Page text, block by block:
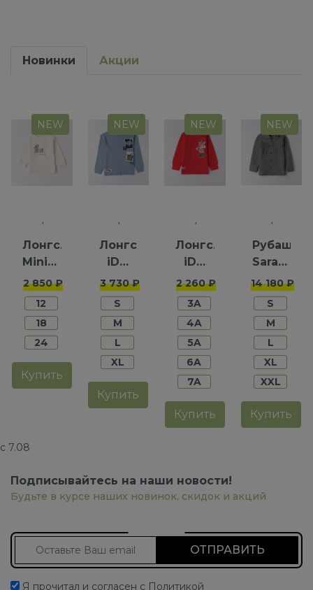
Новинки Акции
NEW
Лонгслив
Minibanda
для
мальчиков
2 850 ₽
12
18
24
Купить
NEW
Лонгслив
iDO
для
мальчиков
3 730 ₽
S
M
L
XL
Купить
NEW
Лонгслив
iDO
для
мальчиков
2 260 ₽
3A
4A
5A
6A
7A
Купить
NEW
Рубашка
для
14 180 ₽
S
M
L
XL
XXL
Купить
с 7.08
Подписывайтесь на наши новости!
Будьте в курсе наших новинок, скидок и акций
Я прочитал и согласен с Политикой